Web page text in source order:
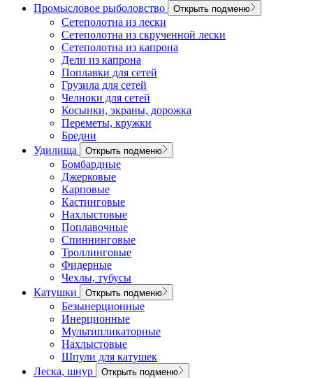
Промысловое рыболовство
Открыть подменю
Сетеполотна из лески
Сетеполотна из скрученной лески
Сетеполотна из капрона
Дели из капрона
Поплавки для сетей
Грузила для сетей
Челноки для сетей
Косынки, экраны, дорожка
Переметы, кружки
Бредни
Удилища
Открыть подменю
Бомбардные
Джерковые
Карповые
Кастинговые
Нахлыстовые
Поплавочные
Спиннинговые
Троллинговые
Фидерные
Чехлы, тубусы
Катушки
Открыть подменю
Безынерционные
Инерционные
Мультипликаторные
Нахлыстовые
Шпули для катушек
Леска, шнур
Открыть подменю